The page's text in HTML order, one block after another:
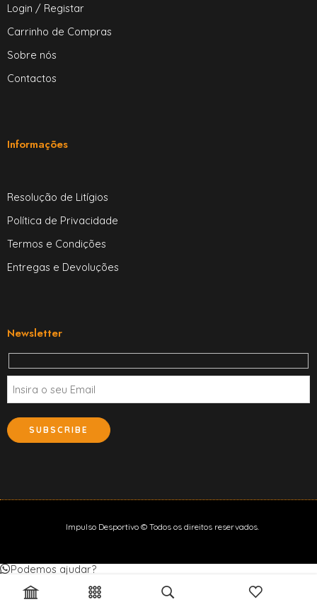
Login / Registar
Carrinho de Compras
Sobre nós
Contactos
Informações
Resolução de Litígios
Política de Privacidade
Termos e Condições
Entregas e Devoluções
Newsletter
Impulso Desportivo © Todos os direitos reservados.
Podemos ajudar?